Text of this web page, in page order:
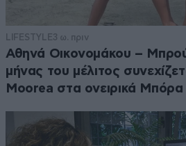
LIFESTYLE3 ω. πριν
Αθηνά Οικονομάκου –
μήνας του μέλιτος
Moorea στα ονειρικά